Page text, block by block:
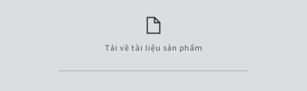
Tải về tài liệu sản phẩm